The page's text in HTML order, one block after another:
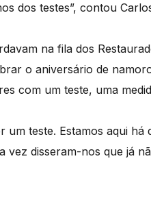
dos testes”, contou
na fila dos
o aniversário de
com um teste, uma
um teste. Estamos aqui
disseram-nos que já